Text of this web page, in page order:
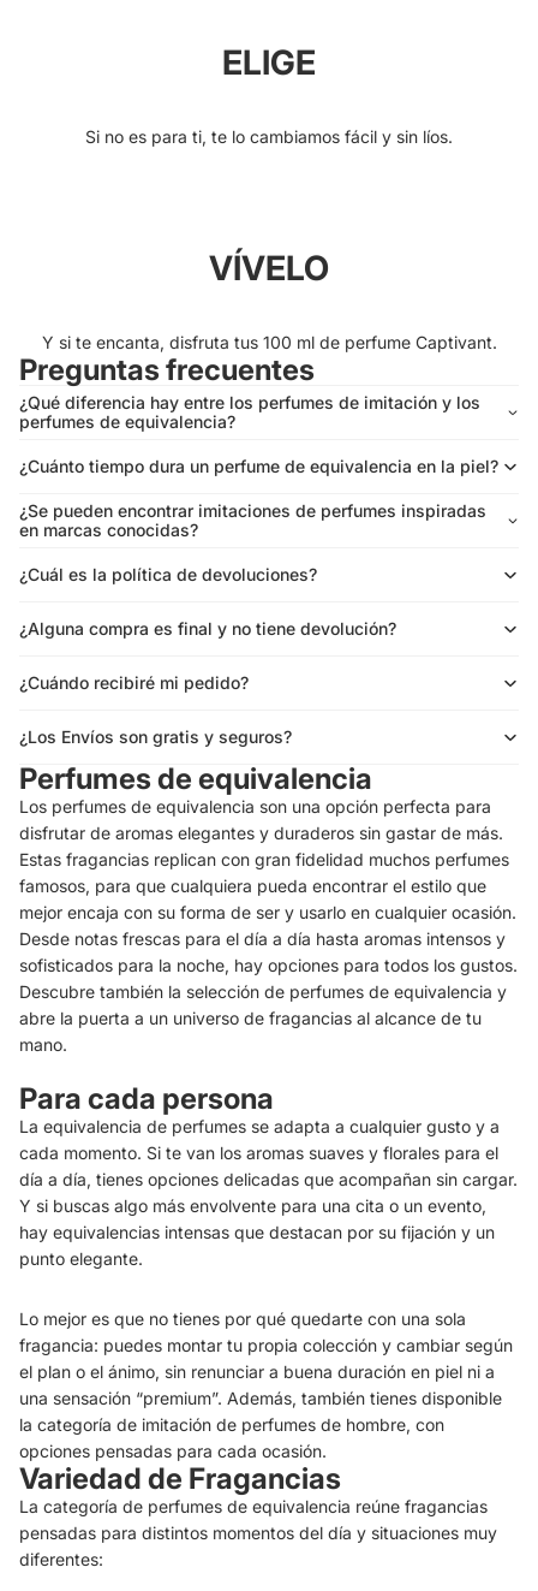
ELIGE
Si no es para ti, te lo cambiamos fácil y sin líos.
VÍVELO
Y si te encanta, disfruta tus 100 ml de perfume Captivant.
Preguntas frecuentes
¿Qué diferencia hay entre los perfumes de imitación y los
perfumes de equivalencia?
¿Cuánto tiempo dura un perfume de equivalencia en la piel?
¿Se pueden encontrar imitaciones de perfumes inspiradas
en marcas conocidas?
¿Cuál es la política de devoluciones?
¿Alguna compra es final y no tiene devolución?
¿Cuándo recibiré mi pedido?
¿Los Envíos son gratis y seguros?
Perfumes de equivalencia
Los perfumes de equivalencia son una opción perfecta para
disfrutar de aromas elegantes y duraderos sin gastar de más.
Estas fragancias replican con gran fidelidad muchos perfumes
famosos, para que cualquiera pueda encontrar el estilo que
mejor encaja con su forma de ser y usarlo en cualquier ocasión.
Desde notas frescas para el día a día hasta aromas intensos y
sofisticados para la noche, hay opciones para todos los gustos.
Descubre también la selección de perfumes de equivalencia y
abre la puerta a un universo de fragancias al alcance de tu
mano.
Para cada persona
La equivalencia de perfumes se adapta a cualquier gusto y a
cada momento. Si te van los aromas suaves y florales para el
día a día, tienes opciones delicadas que acompañan sin cargar.
Y si buscas algo más envolvente para una cita o un evento,
hay equivalencias intensas que destacan por su fijación y un
punto elegante.
Lo mejor es que no tienes por qué quedarte con una sola
fragancia: puedes montar tu propia colección y cambiar según
el plan o el ánimo, sin renunciar a buena duración en piel ni a
una sensación “premium”. Además, también tienes disponible
la categoría de imitación de perfumes de hombre, con
opciones pensadas para cada ocasión.
Variedad de Fragancias
La categoría de perfumes de equivalencia reúne fragancias
pensadas para distintos momentos del día y situaciones muy
diferentes: